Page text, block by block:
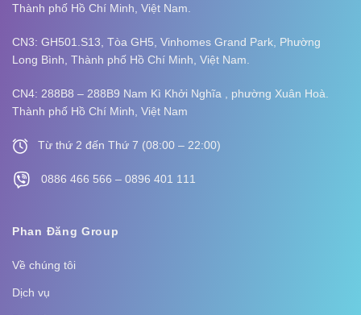
Thành phố Hồ Chí Minh, Việt Nam.
CN3: GH501.S13, Tòa GH5, Vinhomes Grand Park, Phường
Long Bình, Thành phố Hồ Chí Minh, Việt Nam.
CN4: 288B8 – 288B9 Nam Kì Khởi Nghĩa , phường Xuân Hoà.
Thành phố Hồ Chí Minh, Việt Nam
Từ thứ 2 đến Thứ 7 (08:00 – 22:00)
0886 466 566 – 0896 401 111
Phan Đăng Group
Về chúng tôi
Dịch vụ